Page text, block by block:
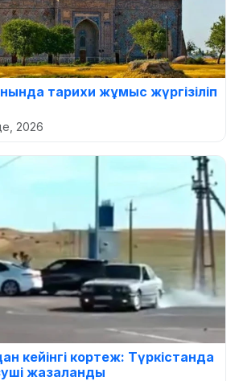
тарихи жұмыс жүргізіліп
2026
кейінгі кортеж: Түркістанда
жазаланды